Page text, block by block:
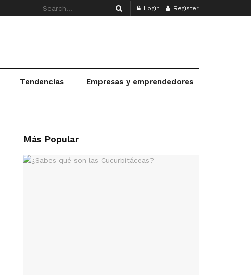
Login Register
Tendencias Empresas y emprendedores
Más Popular